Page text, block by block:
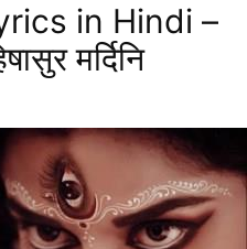
in Hindi –
मर्दिनि